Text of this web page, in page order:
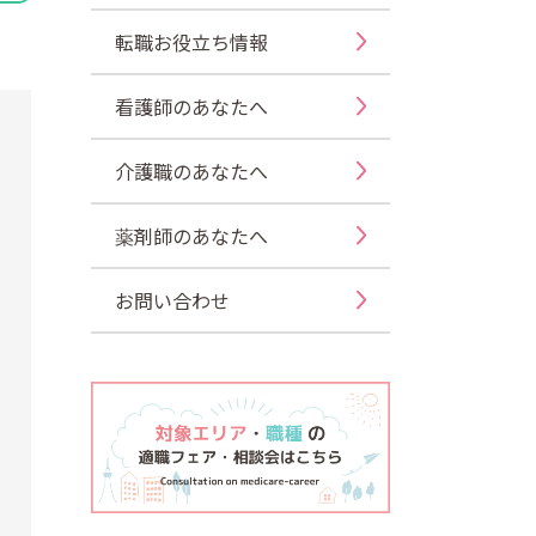
転職お役立ち情報
看護師のあなたへ
介護職のあなたへ
薬剤師のあなたへ
お問い合わせ